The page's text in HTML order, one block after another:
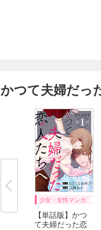
かつて夫婦だっ
少女・女性マンガ
【単話版】かつ
て夫婦だった恋